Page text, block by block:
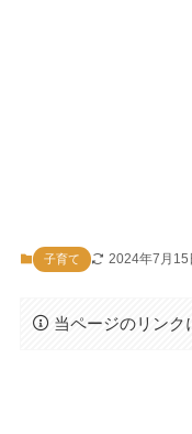
子育て 2024年7月15
当ページのリンク